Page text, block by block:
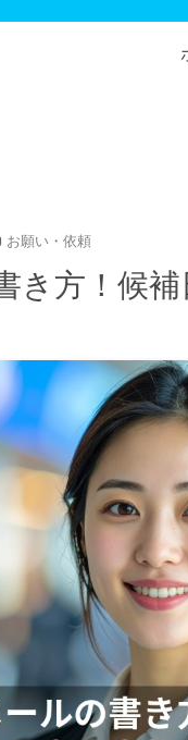
お願い・依頼
き方！候